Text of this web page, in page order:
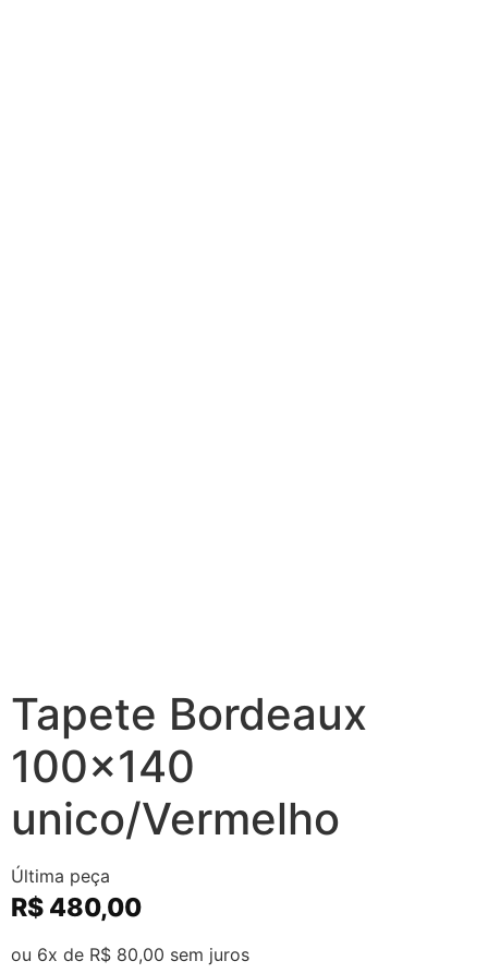
Tapete Bordeaux
100×140
unico/Vermelho
Última peça
R$ 480,00
ou 6x de R$ 80,00 sem juros